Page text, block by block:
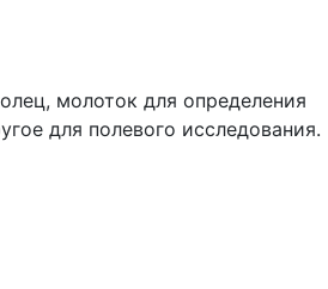
молоток для определения
для полевого исследования.